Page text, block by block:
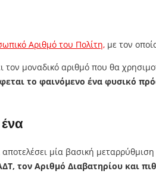
Αριθμό του Πολίτη, με τον
τον μοναδικό αριθμό που θα
το φαινόμενο ένα φυσικό
μία βασική
τον Αριθμό Διαβατηρίου και